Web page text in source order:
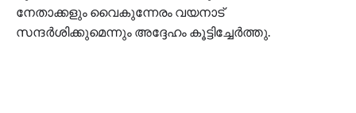
നേതാക്കളും വൈകുന്നേരം വയനാട്
സന്ദർശിക്കുമെന്നും അദ്ദേഹം കൂട്ടിച്ചേര്‍ത്തു.